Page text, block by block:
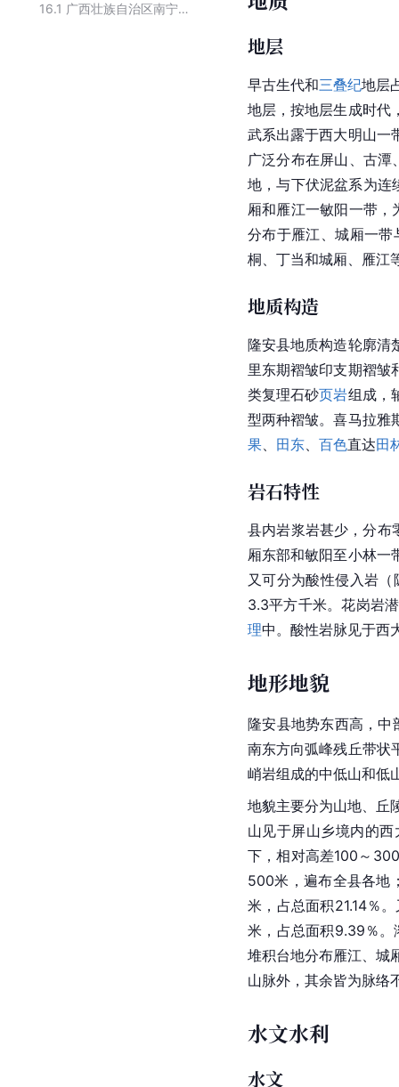
16.1 广西壮族自治区南宁市行政区划
地层
早古生代和三叠纪地层
地层，按地层生成时代
武系出露于西大明山一
广泛分布在屏山 、古潭
地，与下伏泥盆系为连
厢和雁江一敏阳一带，
分布于雁江 、城厢一带
桐、丁当和城厢、雁江
地质构造
隆安县地质构造轮廓清
里东期褶皱印支期褶皱
类复理石砂页岩组成，
型两种褶皱。喜马拉雅
果
田东 百色直达田
岩石特性
县内岩浆岩甚少，分布
厢东部和敏阳至小林一
又可分为酸性侵入岩（
3.3平方千米。花岗岩
理中。酸性岩脉见于西
地形地貌
隆安县地势东西高，中
南东方向弧峰残丘带状
峭岩组成的中低山和低
地貌主要分为山地、丘
山见于屏山乡境内的西
下，相对高差100～
500米，遍布全县各地
米，占总面积21.14％
米，占总面积9.39％。
堆积台地分布雁江、城
山脉外，其余皆为脉络
水文水利
水文